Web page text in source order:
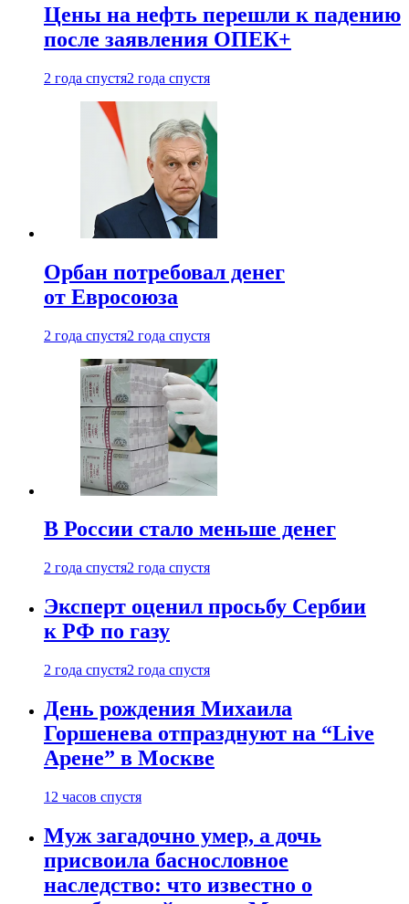
Цены на нефть перешли к падению
после заявления ОПЕК+
2 года спустя2 года спустя
Орбан потребовал денег
от Евросоюза
2 года спустя2 года спустя
В России стало меньше денег
2 года спустя2 года спустя
Эксперт оценил просьбу Сербии
к РФ по газу
2 года спустя2 года спустя
День рождения Михаила
Горшенева отпразднуют на “Live
Арене” в Москве
12 часов спустя
Муж загадочно умер, а дочь
присвоила баснословное
наследство: что известно о